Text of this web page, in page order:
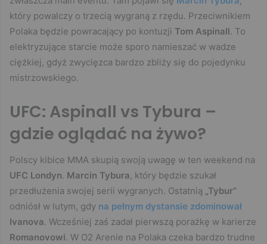
który powalczy o trzecią wygraną z rzędu. Przeciwnikiem
Polaka będzie powracający po kontuzji Tom Aspinall. To
elektryzujące starcie może sporo namieszać w wadze
ciężkiej, gdyż zwycięzca bardzo zbliży się do pojedynku
mistrzowskiego.
UFC: Aspinall vs Tybura –
gdzie oglądać na żywo?
Polscy kibice MMA skupią swoją uwagę w ten weekend na
UFC Londyn. Marcin Tybura, który będzie szukał
przedłużenia swojej serii wygranych. Ostatnią „Tybur”
odniósł w lutym, gdy na pełnym dystansie zdominował
Ivanova. Wcześniej zaś zadał pierwszą porażkę w karierze
Romanovowi. W O2 Arenie na Polaka czeka bardzo trudne